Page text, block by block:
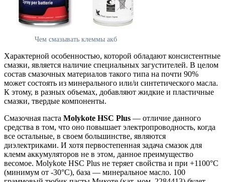
Чем смазывать клеммы акб
Характерной особенностью, которой обладают консистентные
смазки, является наличие специальных загустителей. В целом
состав смазочных материалов такого типа на почти 90%
может состоять из минерального или/и синтетического масла.
К этому, в разных объемах, добавляют жидкие и пластичные
смазки, твердые компоненты.
Смазочная паста Molykote HSC Plus — отличие данного
средства в том, что оно повышает электропроводность, когда
все остальные, в своем большинстве, являются
диэлектриками. И хотя первостепенная задача смазок для
клемм аккумуляторов не в этом, данное преимущество
весомое. Molykote HSC Plus не теряет свойства и при +1100°C
(минимум от -30°C), база — минеральное масло. 100